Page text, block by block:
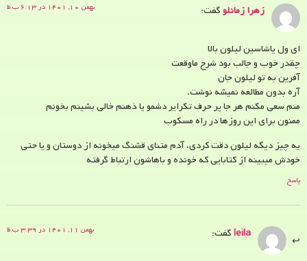
زهرا زمانلوگفت: بهمن ۱۰, ۱۴۰۱ در ۶:۱۳ ب.ظ
ای ول یاشاسین لیلون بالا
چقدر خوب و جالب بود شرح ماوقعت
آفرین به تو لیلون جان
آره بدون مطالعه نمیشه نوشت.
منم سعی مکنم هر جا پر حرف تکرایر دشمو یا ذهنم خالی بشینم بخونم
ممنون برای این روزها در راه مسکوب
یه چیز دیگه لیلون دقت کردی، آدم متنای قشنگ میخونه از دوستان و یا حتی
خودش میبینه از کتابایی که خونده و باهاشون ارتباط گرفته
پاسخ
leilaگفت: بهمن ۱۱, ۱۴۰۱ در ۳:۳۹ ب.ظ